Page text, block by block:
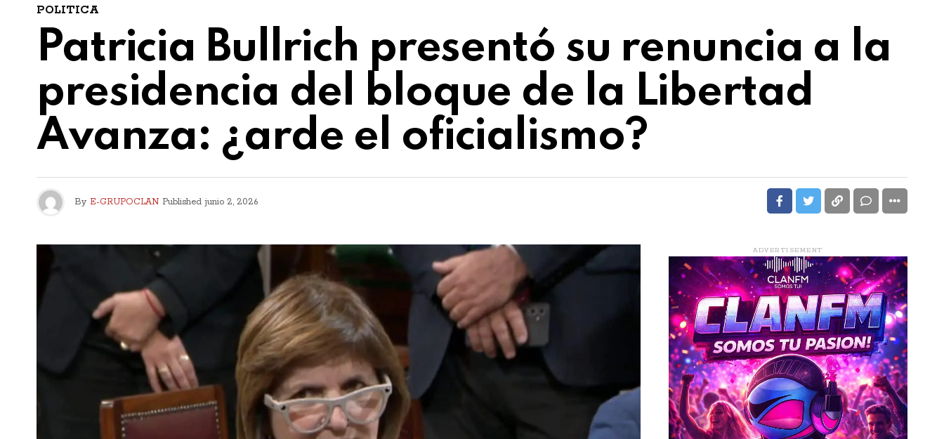
POLITICA
Patricia Bullrich presentó su renuncia a la
presidencia del bloque de la Libertad
Avanza: ¿arde el oficialismo?
By E-GRUPOCLAN Published junio 2, 2026
ADVERTISEMENT